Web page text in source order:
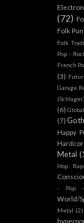
(72)
Folk
Folk
Pop -
French
(3)
Garage
(Schlager)
(6)
(7)
Happy
Metal
Hop Rap
- Pop -
World/
Metal (2)